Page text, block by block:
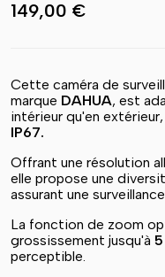
149,00 €
Cette caméra de
marque DAHUA, est
intérieur qu'en
IP67.
Offrant une résolution
elle propose une
assurant une
La fonction de zoom
grossissement jusqu'à
perceptible.